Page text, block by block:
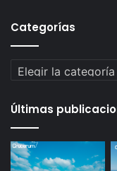
Categorías
Categorías
Últimas